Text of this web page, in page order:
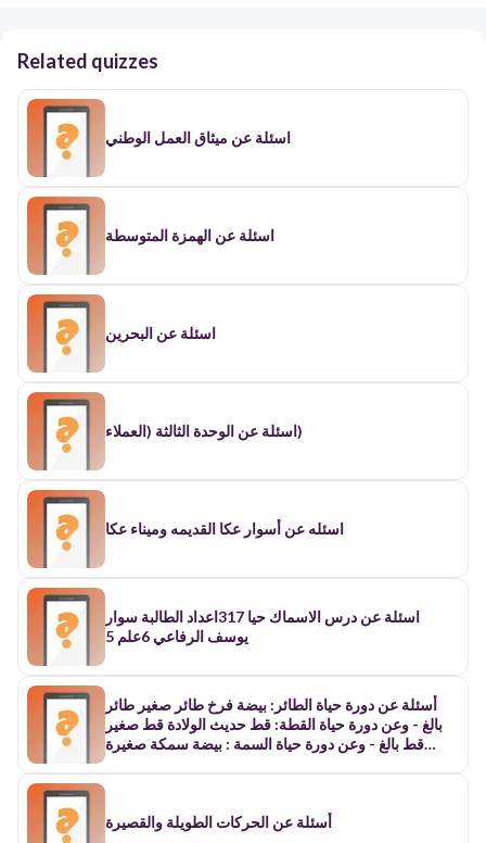
Related quizzes
اسئلة عن ميثاق العمل الوطني
اسئلة عن الهمزة المتوسطة
اسئلة عن البحرين
اسئلة عن الوحدة الثالثة (العملاء)
اسئله عن أسوار عكا القديمه وميناء عكا
اسئلة عن درس الاسماك حيا 317اعداد الطالبة سوار
يوسف الرفاعي 6علم 5
أسئلة عن دورة حياة الطائر: بيضة فرخ طائر صغير طائر
بالغ - وعن دورة حياة القطة: قط حديث الولادة قط صغير
قط بالغ - وعن دورة حياة السمة : بيضة سمكة صغيرة
أسئلة عن الحركات الطويلة والقصيرة